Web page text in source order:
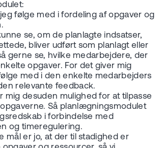
følge med i fordeling af opgaver og
se, om de planlagte indsatser,
bliver udført som planlagt eller
gerne se, hvilke medarbejdere, der
opgaver. For det giver mig
med i den enkelte medarbejders
relevante feedback.
mig desuden mulighed for at tilpasse
Så planlægningsmodulet
i forbindelse med
og timeregulering.
mål er jo, at der til stadighed er